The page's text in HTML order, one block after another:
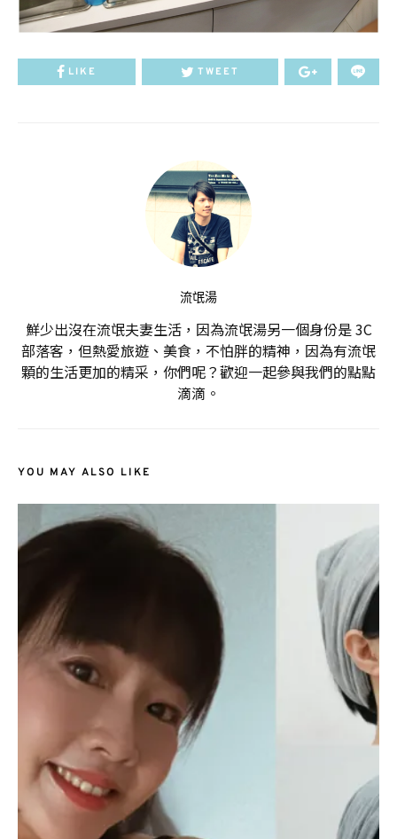
LIKE TWEET
流氓湯
鮮少出沒在流氓夫妻生活，因為流氓湯另一個身份是 3C
部落客，但熱愛旅遊、美食，不怕胖的精神，因為有流氓
顆的生活更加的精采，你們呢？歡迎一起參與我們的點點
滴滴。
YOU MAY ALSO LIKE